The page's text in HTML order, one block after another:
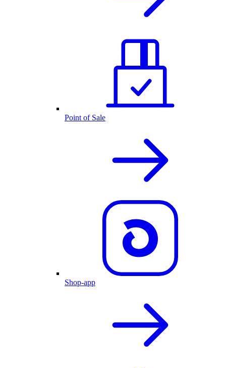
Point of Sale
Shop-app